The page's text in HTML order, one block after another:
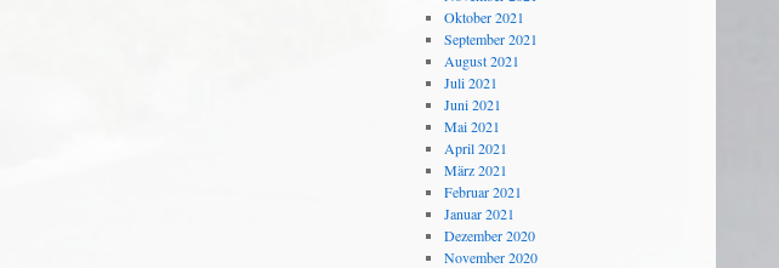
Oktober 2021
September 2021
August 2021
Juli 2021
Juni 2021
Mai 2021
April 2021
März 2021
Februar 2021
Januar 2021
Dezember 2020
November 2020